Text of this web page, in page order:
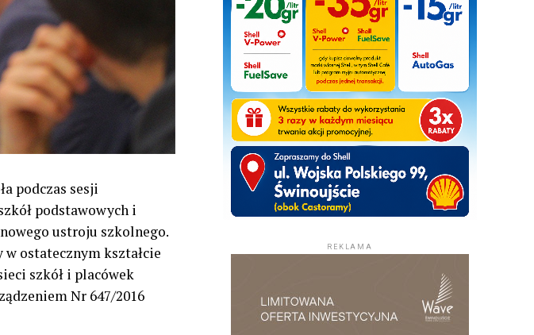
podczas sesji
podstawowych i
ustroju szkolnego.
ostatecznym kształcie
szkół i placówek
Nr 647/2016
REKLAMA